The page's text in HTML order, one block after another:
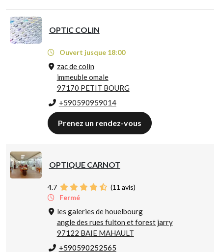
OPTIC COLIN
Ouvert jusque 18:00
zac de colin
immeuble omale
97170 PETIT BOURG
+590590959014
Prenez un rendez-vous
OPTIQUE CARNOT
4.7 (11 avis)
Fermé
les galeries de houelbourg
angle des rues fulton et forest jarry
97122 BAIE MAHAULT
+590590252565